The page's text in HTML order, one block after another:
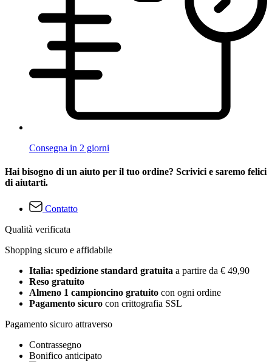
Consegna in 2 giorni
Hai bisogno di un aiuto per il tuo ordine? Scrivici e saremo felici
di aiutarti.
Contatto
Qualità verificata
Shopping sicuro e affidabile
Italia: spedizione standard gratuita a partire da € 49,90
Reso gratuito
Almeno 1 campioncino gratuito con ogni ordine
Pagamento sicuro con crittografia SSL
Pagamento sicuro attraverso
Contrassegno
Bonifico anticipato